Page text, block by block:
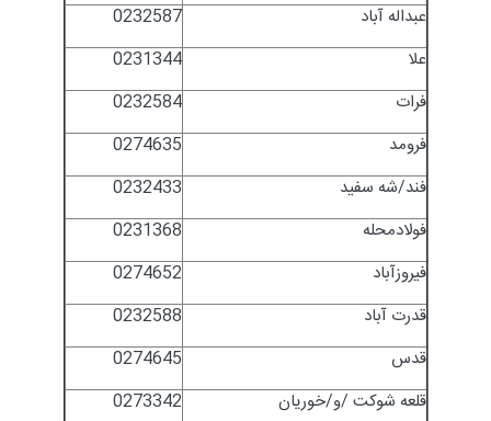
0232587
عبداله آباد
0231344
علا
0232584
فرات
0274635
فرومد
0232433
فند/شه سفید
0231368
فولادمحله
0274652
فیروزآباد
0232588
قدرت آباد
0274645
قدس
0273342
قلعه شوکت /و/خوریان